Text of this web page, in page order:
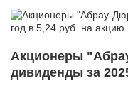
Акционеры
дивиденды за